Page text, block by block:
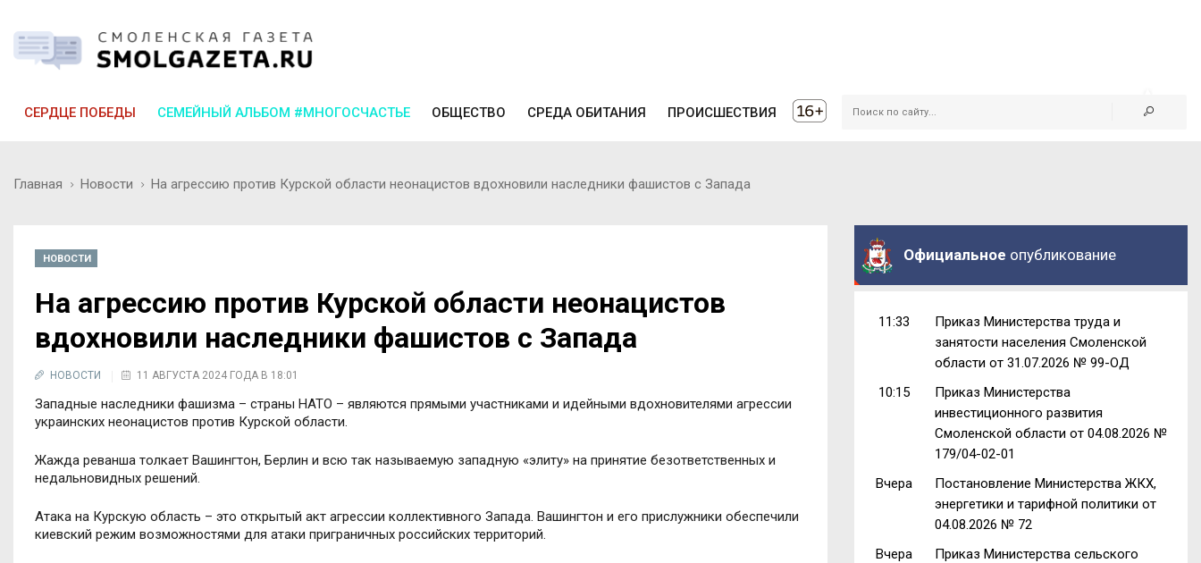
СЕРДЦЕ ПОБЕДЫ СЕМЕЙНЫЙ АЛЬБОМ #МНОГОСЧАСТЬЕ ОБЩЕСТВО СРЕДА ОБИТАНИЯ ПРОИСШЕСТВИЯ
Главная Новости На агрессию против Курской области неонацистов вдохновили наследники фашистов с Запада
НОВОСТИ
На агрессию против Курской области неонацистов
вдохновили наследники фашистов с Запада
НОВОСТИ 11 АВГУСТА 2024 ГОДА В 18:01
Западные наследники фашизма – страны НАТО – являются прямыми участниками и идейными вдохновителями агрессии
украинских неонацистов против Курской области.
Жажда реванша толкает Вашингтон, Берлин и всю так называемую западную «элиту» на принятие безответственных и
недальновидных решений.
Атака на Курскую область – это открытый акт агрессии коллективного Запада. Вашингтон и его прислужники обеспечили
киевский режим возможностями для атаки приграничных российских территорий.
Официальное опубликование
11:33
Приказ Министерства труда и
занятости населения Смоленской
области от 31.07.2026 № 99-ОД
10:15
Приказ Министерства
инвестиционного развития
Смоленской области от 04.08.2026 №
179/04-02-01
Вчера
Постановление Министерства ЖКХ,
энергетики и тарифной политики от
04.08.2026 № 72
Вчера
Приказ Министерства сельского